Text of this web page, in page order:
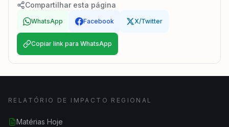
Compartilhar esta página
WhatsApp Facebook X/Twitter
Copiar link para WhatsApp
RELATÓRIO DE IMPACTO REGIONAL
Matérias Hoje